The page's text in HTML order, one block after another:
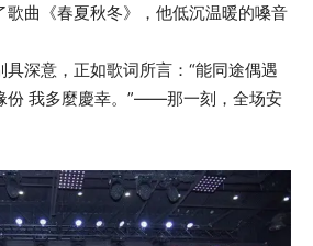
歌曲《春夏秋冬》，他低沉温暖的嗓音
深意，正如歌词所言：“能同途偶遇
份 我多麼慶幸。”——那一刻，全场安